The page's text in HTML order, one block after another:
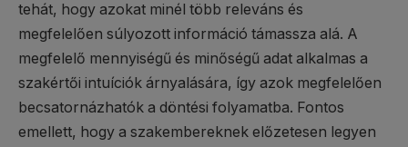
tehát, hogy azokat minél több releváns és
megfelelően súlyozott információ támassza alá. A
megfelelő mennyiségű és minőségű adat alkalmas a
szakértői intuíciók árnyalására, így azok megfelelően
becsatornázhatók a döntési folyamatba. Fontos
emellett, hogy a szakembereknek előzetesen legyen